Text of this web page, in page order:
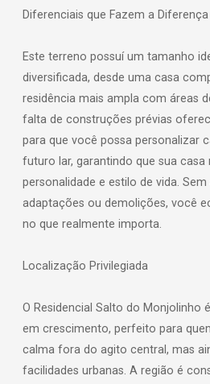
Diferenciais que Fazem a Diferença
Este terreno possuí um tamanho
diversificada, desde uma casa
residência mais ampla com áreas
falta de construções prévias
para que você possa personalizar
futuro lar, garantindo que sua
personalidade e estilo de vida.
adaptações ou demolições, você
no que realmente importa.
Localização Privilegiada
O Residencial Salto do Monjolinho
em crescimento, perfeito para
calma fora do agito central, mas
facilidades urbanas. A região é